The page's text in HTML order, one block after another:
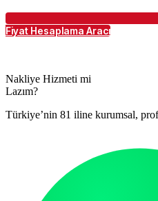
Fiyat Hesaplama Aracı
Nakliye Hizmeti mi
Lazım?
Türkiye’nin 81 iline kurumsal,